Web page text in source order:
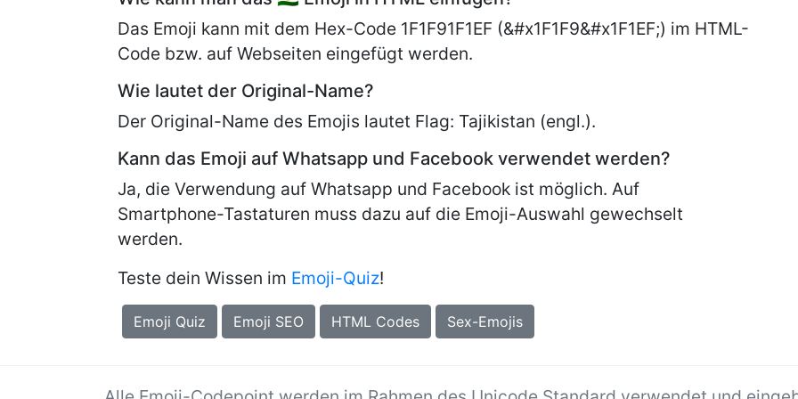
Das Emoji kann mit dem Hex-Code 1F1F91F1EF (&#x1F1F9&#x1F1EF;) im HTML-
Code bzw. auf Webseiten eingefügt werden.
Wie lautet der Original-Name?
Der Original-Name des Emojis lautet Flag: Tajikistan (engl.).
Kann das Emoji auf Whatsapp und Facebook verwendet werden?
Ja, die Verwendung auf Whatsapp und Facebook ist möglich. Auf
Smartphone-Tastaturen muss dazu auf die Emoji-Auswahl gewechselt
werden.
Teste dein Wissen im Emoji-Quiz!
Emoji Quiz Emoji SEO HTML Codes Sex-Emojis